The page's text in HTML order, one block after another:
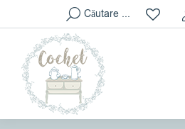
Search:Căutare ...